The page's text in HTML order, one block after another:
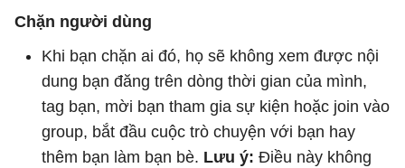
Chặn người dùng
Khi bạn chặn ai đó, họ sẽ không xem được nội
dung bạn đăng trên dòng thời gian của mình,
tag bạn, mời bạn tham gia sự kiện hoặc join vào
group, bắt đầu cuộc trò chuyện với bạn hay
thêm bạn làm bạn bè. Lưu ý: Điều này không